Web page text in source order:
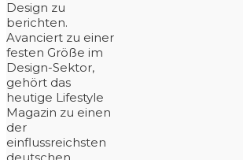
Design zu
berichten.
Avanciert zu einer
festen Größe im
Design-Sektor,
gehört das
heutige Lifestyle
Magazin zu einen
der
einflussreichsten